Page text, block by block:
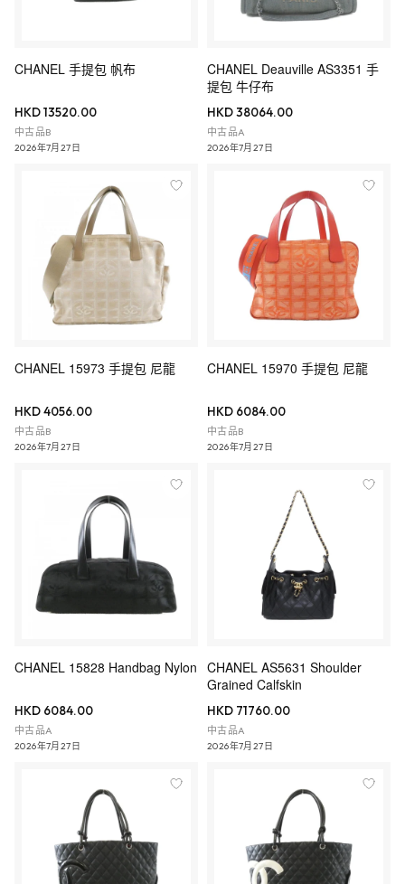
CHANEL 手提包 帆布
HKD 13520.00
中古品B
2026年7月27日
CHANEL Deauville AS3351 手
提包 牛仔布
HKD 38064.00
中古品A
2026年7月27日
CHANEL 15973 手提包 尼龍
HKD 4056.00
中古品B
2026年7月27日
CHANEL 15970 手提包 尼龍
HKD 6084.00
中古品B
2026年7月27日
CHANEL 15828 Handbag Nylon
HKD 6084.00
中古品A
2026年7月27日
CHANEL AS5631 Shoulder
Grained Calfskin
HKD 71760.00
中古品A
2026年7月27日